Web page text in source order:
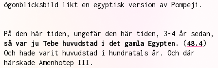
ögonblicksbild likt en egyptisk version av Pompeji.
På den här tiden, ungefär den här tiden, 3-4 år sedan,
så var ju Tebe huvudstad i det gamla Egypten.
(48.4)
Och hade varit huvudstad i hundratals år. Och där
härskade Amenhotep III.